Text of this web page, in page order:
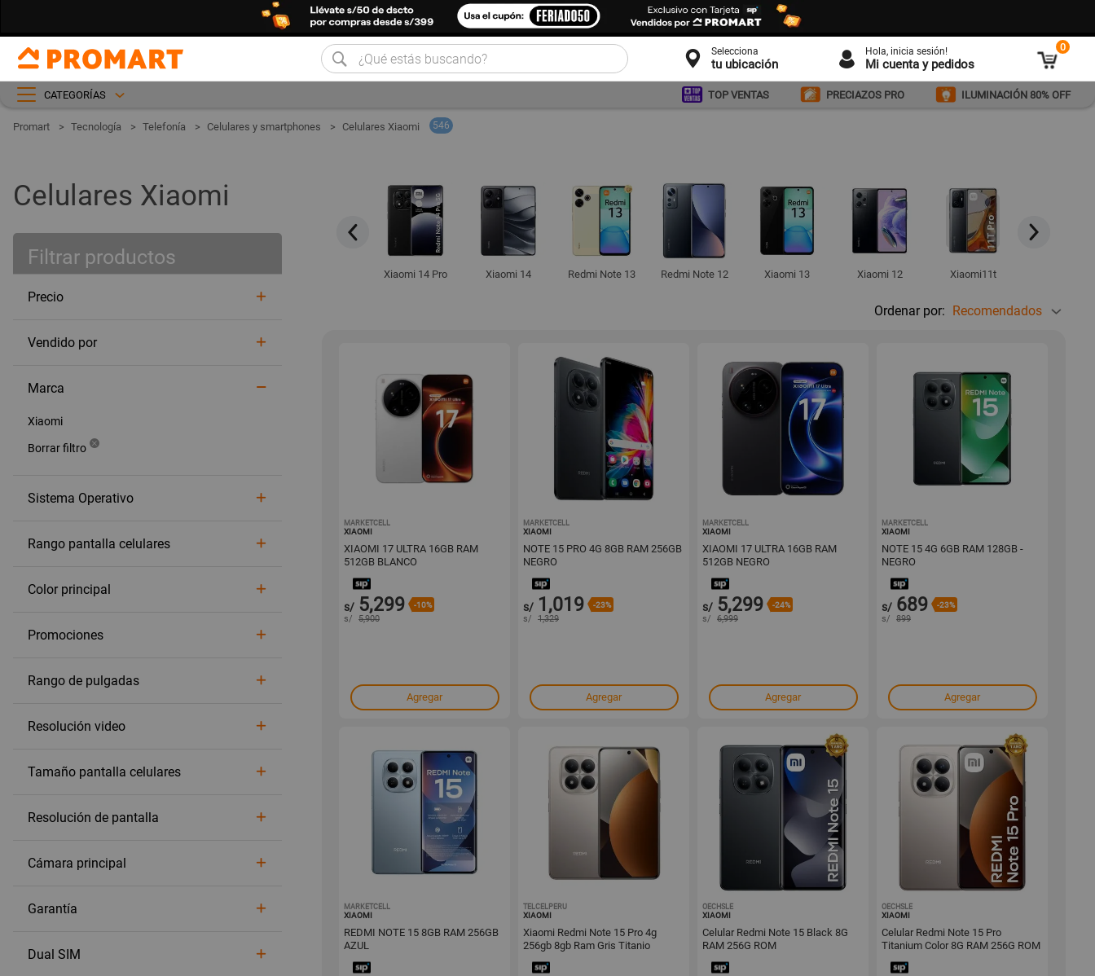
Selecciona
tu ubicación
Hola, inicia sesión!
Mi cuenta y pedidos
0
CATEGORÍAS TOP VENTAS PRECIAZOS PRO ILUMINACIÓN 80% OFF
Tecnología Telefonía Celulares y smartphones Celulares Xiaomi 546
Celulares Xiaomi
Filtrar productos
Precio
Marca
Xiaomi
Color principal
Vendido por
Promociones
Rango pantalla celulares
Rango de pulgadas
Resolución video
Tamaño pantalla celulares
Resolución de pantalla
Cámara principal
Sistema Operativo
Garantía
Dual SIM
Xiaomi 12 Xiaomi11t Redmi Note 11 Xiaomi 14 Pro Xiaomi 14 Redmi Note 13 Redmi Note 12 Xiaomi 13 Xiaomi 12 Xiaomi11t
Ordenar por: Recomendados
MARKETCELL
XIAOMI
XIAOMI 17 ULTRA 16GB RAM
512GB BLANCO
s/ 5,299 -10%
s/ 5,900
Agregar
MARKETCELL
XIAOMI
NOTE 15 PRO 4G 8GB RAM 256GB
NEGRO
s/ 1,019 -23%
s/ 1,329
Agregar
MARKETCELL
XIAOMI
XIAOMI 17 ULTRA 16GB RAM
512GB NEGRO
s/ 5,299 -24%
s/ 6,999
Agregar
MARKETCELL
XIAOMI
NOTE 15 4G 6GB RAM 128GB -
NEGRO
s/ 689 -23%
s/ 899
Agregar
MARKETCELL
XIAOMI
REDMI NOTE 15 8GB RAM 256GB
AZUL
TELCELPERU
XIAOMI
Xiaomi Redmi Note 15 Pro 4g
256gb 8gb Ram Gris Titanio
OECHSLE
XIAOMI
Celular Redmi Note 15 Black 8G
RAM 256G ROM
OECHSLE
XIAOMI
Celular Redmi Note 15 Pro
Titanium Color 8G RAM 256G ROM